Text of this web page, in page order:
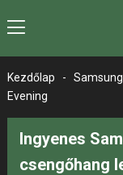
Kezdőlap -
Evening
Ingyenes
csengőhang